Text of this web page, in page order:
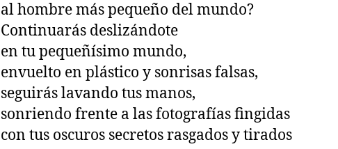
al hombre más pequeño del mundo?
Continuarás deslizándote
en tu pequeñísimo mundo,
envuelto en plástico y sonrisas falsas,
seguirás lavando tus manos,
sonriendo frente a las fotografías fingidas
con tus oscuros secretos rasgados y tirados